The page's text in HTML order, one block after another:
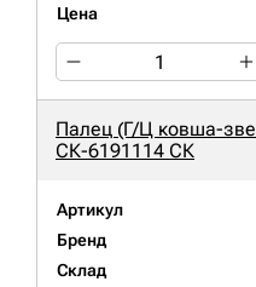
Цена
Палец (Г/Ц ковша-
СК-6191114 СК
Артикул
Бренд
Склад